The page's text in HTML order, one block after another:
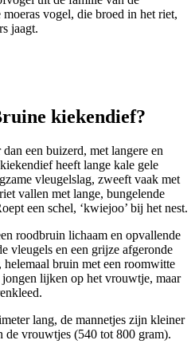
vogel, die broed in het riet,
jaagt.
kiekendief?
een buizerd, met langere en
heeft lange kale gele
vleugelslag, zweeft vaak met
vallen met lange, bungelende
een schel, ‘kwiejoo’ bij het nest.
roodbruin lichaam en opvallende
vleugels en een grijze afgeronde
bruin met een roomwitte
lijken op het vrouwtje, maar
lang, de mannetjes zijn kleiner
de vrouwtjes (540 tot 800 gram).